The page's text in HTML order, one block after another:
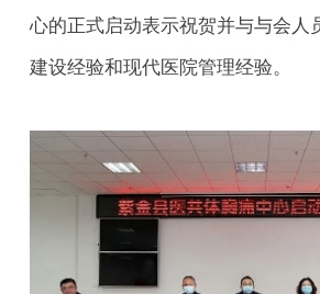
心的正式启动表示祝贺并与与会人
建设经验和现代医院管理经验。